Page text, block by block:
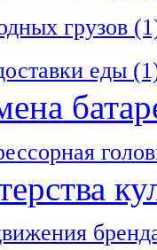
грузов
еды